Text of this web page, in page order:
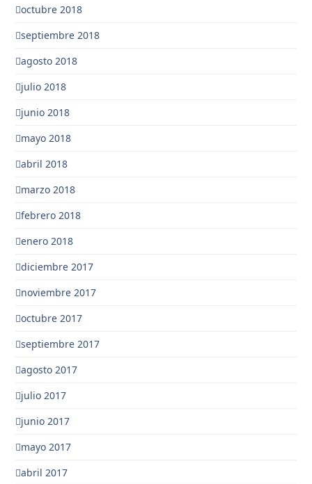
octubre 2018
septiembre 2018
agosto 2018
julio 2018
junio 2018
mayo 2018
abril 2018
marzo 2018
febrero 2018
enero 2018
diciembre 2017
noviembre 2017
octubre 2017
septiembre 2017
agosto 2017
julio 2017
junio 2017
mayo 2017
abril 2017